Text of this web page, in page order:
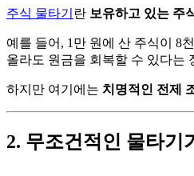
주식 물타기 란 보유하고 있는 주
예를 들어, 1만 원에 산 주식이 8
올라도 원금을 회복할 수 있다는
하지만 여기에는 치명적인 전제
2. 무조건적인 물타기